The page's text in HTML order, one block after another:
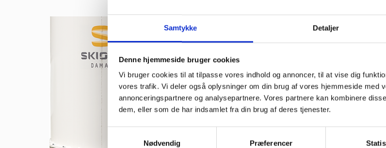
Samtykke Detaljer
Denne hjemmeside bruger cookies
Vi bruger cookies til at tilpasse vores indhold og annoncer, til at vise dig
vores trafik. Vi deler også oplysninger om din brug af vores hjemmeside med
annonceringspartnere og analysepartnere. Vores partnere kan kombinere
dem, eller som de har indsamlet fra din brug af deres tjenester.
Nødvendig
Præferencer